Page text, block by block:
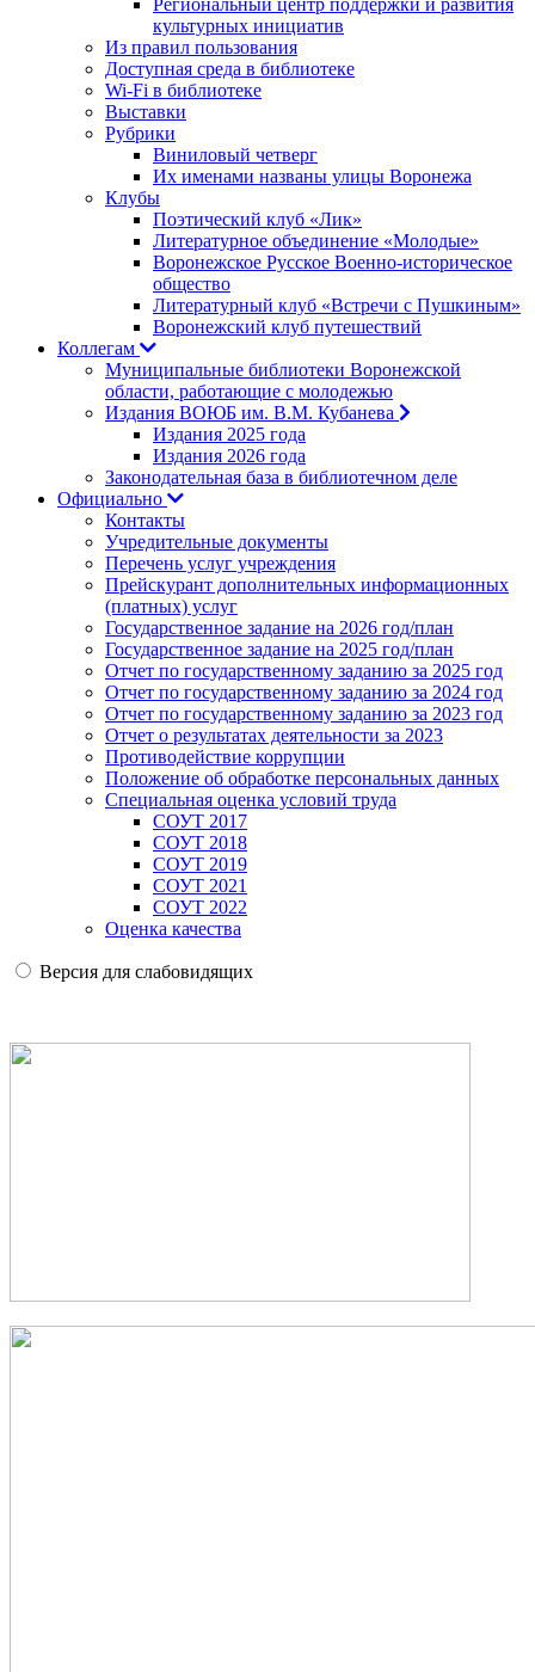
Региональный центр поддержки и развития
культурных инициатив
Из правил пользования
Доступная среда в библиотеке
Wi-Fi в библиотеке
Выставки
Рубрики
Виниловый четверг
Их именами названы улицы Воронежа
Клубы
Поэтический клуб «Лик»
Литературное объединение «Молодые»
Воронежское Русское Военно-историческое
общество
Литературный клуб «Встречи с Пушкиным»
Воронежский клуб путешествий
Коллегам
Муниципальные библиотеки Воронежской
области, работающие с молодежью
Издания ВОЮБ им. В.М. Кубанева
Издания 2025 года
Издания 2026 года
Законодательная база в библиотечном деле
Официально
Контакты
Учредительные документы
Перечень услуг учреждения
Прейскурант дополнительных информационных
(платных) услуг
Государственное задание на 2026 год/план
Государственное задание на 2025 год/план
Отчет по государственному заданию за 2025 год
Отчет по государственному заданию за 2024 год
Отчет по государственному заданию за 2023 год
Отчет о результатах деятельности за 2023
Противодействие коррупции
Положение об обработке персональных данных
Специальная оценка условий труда
СОУТ 2017
СОУТ 2018
СОУТ 2019
СОУТ 2021
СОУТ 2022
Оценка качества
Версия для слабовидящих